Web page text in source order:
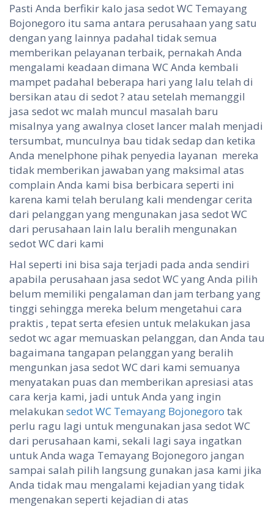
Pasti Anda berfikir kalo jasa sedot WC Temayang
Bojonegoro itu sama antara perusahaan yang satu
dengan yang lainnya padahal tidak semua
memberikan pelayanan terbaik, pernakah Anda
mengalami keadaan dimana WC Anda kembali
mampet padahal beberapa hari yang lalu telah di
bersikan atau di sedot ? atau setelah memanggil
jasa sedot wc malah muncul masalah baru
misalnya yang awalnya closet lancer malah menjadi
tersumbat, munculnya bau tidak sedap dan ketika
Anda menelphone pihak penyedia layanan mereka
tidak memberikan jawaban yang maksimal atas
complain Anda kami bisa berbicara seperti ini
karena kami telah berulang kali mendengar cerita
dari pelanggan yang mengunakan jasa sedot WC
dari perusahaan lain lalu beralih mengunakan
sedot WC dari kami
Hal seperti ini bisa saja terjadi pada anda sendiri
apabila perusahaan jasa sedot WC yang Anda pilih
belum memiliki pengalaman dan jam terbang yang
tinggi sehingga mereka belum mengetahui cara
praktis , tepat serta efesien untuk melakukan jasa
sedot wc agar memuaskan pelanggan, dan Anda tau
bagaimana tangapan pelanggan yang beralih
mengunkan jasa sedot WC dari kami semuanya
menyatakan puas dan memberikan apresiasi atas
cara kerja kami, jadi untuk Anda yang ingin
melakukan sedot WC Temayang Bojonegoro tak
perlu ragu lagi untuk mengunakan jasa sedot WC
dari perusahaan kami, sekali lagi saya ingatkan
untuk Anda waga Temayang Bojonegoro jangan
sampai salah pilih langsung gunakan jasa kami jika
Anda tidak mau mengalami kejadian yang tidak
mengenakan seperti kejadian di atas